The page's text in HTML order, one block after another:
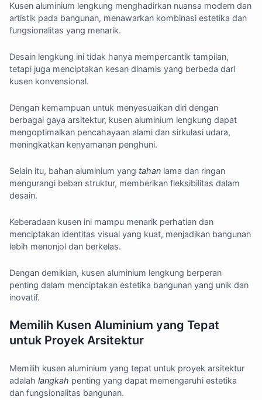
Kusen aluminium lengkung menghadirkan nuansa modern dan
artistik pada bangunan, menawarkan kombinasi estetika dan
fungsionalitas yang menarik.
Desain lengkung ini tidak hanya mempercantik tampilan,
tetapi juga menciptakan kesan dinamis yang berbeda dari
kusen konvensional.
Dengan kemampuan untuk menyesuaikan diri dengan
berbagai gaya arsitektur, kusen aluminium lengkung dapat
mengoptimalkan pencahayaan alami dan sirkulasi udara,
meningkatkan kenyamanan penghuni.
Selain itu, bahan aluminium yang tahan lama dan ringan
mengurangi beban struktur, memberikan fleksibilitas dalam
desain.
Keberadaan kusen ini mampu menarik perhatian dan
menciptakan identitas visual yang kuat, menjadikan bangunan
lebih menonjol dan berkelas.
Dengan demikian, kusen aluminium lengkung berperan
penting dalam menciptakan estetika bangunan yang unik dan
inovatif.
Memilih Kusen Aluminium yang Tepat
untuk Proyek Arsitektur
Memilih kusen aluminium yang tepat untuk proyek arsitektur
adalah langkah penting yang dapat memengaruhi estetika
dan fungsionalitas bangunan.